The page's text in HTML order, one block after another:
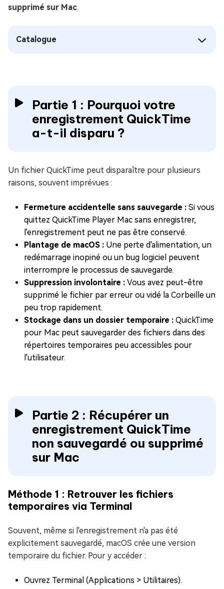
supprimé sur Mac.
Catalogue
Partie 1 : Pourquoi votre
enregistrement QuickTime
a-t-il disparu ?
Un fichier QuickTime peut disparaître pour plusieurs
raisons, souvent imprévues :
Fermeture accidentelle sans sauvegarde : Si vous
quittez QuickTime Player Mac sans enregistrer,
l'enregistrement peut ne pas être conservé.
Plantage de macOS : Une perte d'alimentation, un
redémarrage inopiné ou un bug logiciel peuvent
interrompre le processus de sauvegarde.
Suppression involontaire : Vous avez peut-être
supprimé le fichier par erreur ou vidé la Corbeille un
peu trop rapidement.
Stockage dans un dossier temporaire : QuickTime
pour Mac peut sauvegarder des fichiers dans des
répertoires temporaires peu accessibles pour
l'utilisateur.
Partie 2 : Récupérer un
enregistrement QuickTime
non sauvegardé ou supprimé
sur Mac
Méthode 1 : Retrouver les fichiers
temporaires via Terminal
Souvent, même si l'enregistrement n'a pas été
explicitement sauvegardé, macOS crée une version
temporaire du fichier. Pour y accéder :
Ouvrez Terminal (Applications > Utilitaires).